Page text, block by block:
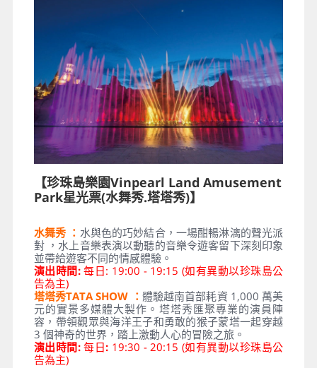
【珍珠島樂園Vinpearl Land Amusement
Park星光票(水舞秀.塔塔秀)】
水舞秀 ： 水與色的巧妙結合，一場酣暢淋漓的聲光派
對 ，水上音樂表演以動聽的音樂令遊客留下深刻印象
並帶給遊客不同的情感體驗。
演出時間:每日: 19:00 - 19:15 (如有異動以珍珠島公
告為主)
塔塔秀TATA SHOW ： 體驗越南首部耗資 1,000 萬美
元的實景多媒體大製作。塔塔秀匯聚專業的演員陣
容，帶領觀眾與海洋王子和勇敢的猴子蒙塔一起穿越
3 個神奇的世界，踏上激動人心的冒險之旅。
演出時間:每日: 19:30 - 20:15 (如有異動以珍珠島公
告為主)